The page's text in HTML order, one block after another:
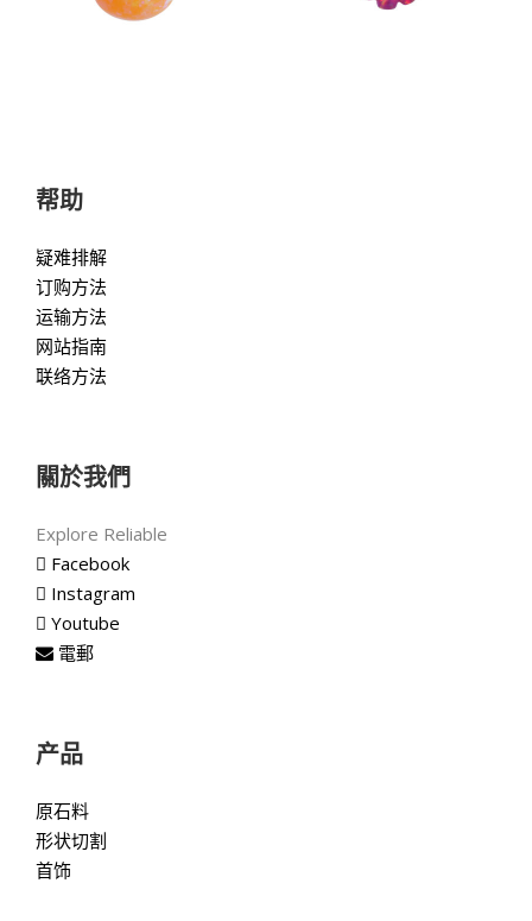
帮助
疑难排解
订购方法
运输方法
网站指南
联络方法
關於我們
Explore Reliable
Facebook
Instagram
Youtube
電郵
产品
原石料
形状切割
首饰